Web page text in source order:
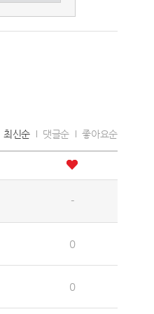
최신순 댓글순 좋아요순
-
0
0